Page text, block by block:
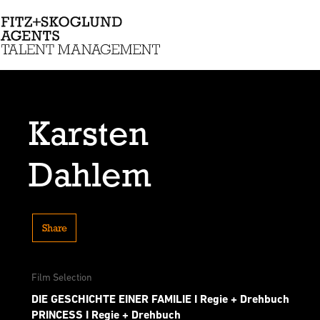
Karsten
Dahlem
Share
Film Selection
DIE GESCHICHTE EINER FAMILIE I Regie + Drehbuch
PRINCESS I Regie + Drehbuch